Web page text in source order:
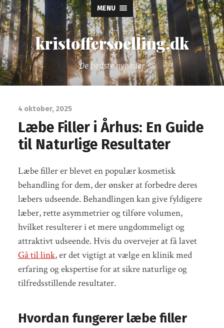
MENU
kristoffersoelling.dk
De bedste nyheder
4 oktober, 2025
Læbe Filler i Århus: En Guide
til Naturlige Resultater
Læbe filler er blevet en populær kosmetisk
behandling for dem, der ønsker at forbedre deres
læbers udseende. Behandlingen kan give fyldigere
læber, rette asymmetrier og tilføre volumen,
hvilket resulterer i et mere ungdommeligt og
attraktivt udseende. Hvis du overvejer at få lavet
Gå til link, er det vigtigt at vælge en klinik med
erfaring og ekspertise for at sikre naturlige og
tilfredsstillende resultater.
Hvordan fungerer læbe filler